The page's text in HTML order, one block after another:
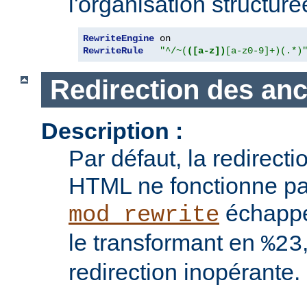
RewriteEngine
RewriteRule
"^/~( ([a-z]) [a-z0-9]+)(.*)"
Redirection des
Description :
Par défaut, la
HTML ne fonctionne
mod_rewrite
le transformant en %23
redirection inopérante.